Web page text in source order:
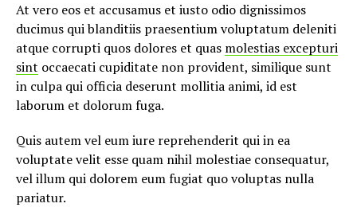
At vero eos et accusamus et iusto odio dignissimos
ducimus qui blanditiis praesentium voluptatum deleniti
atque corrupti quos dolores et quas molestias excepturi
sint occaecati cupiditate non provident, similique sunt
in culpa qui officia deserunt mollitia animi, id est
laborum et dolorum fuga.
Quis autem vel eum iure reprehenderit qui in ea
voluptate velit esse quam nihil molestiae consequatur,
vel illum qui dolorem eum fugiat quo voluptas nulla
pariatur.